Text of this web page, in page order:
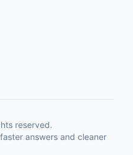
reserved.
answers and cleaner